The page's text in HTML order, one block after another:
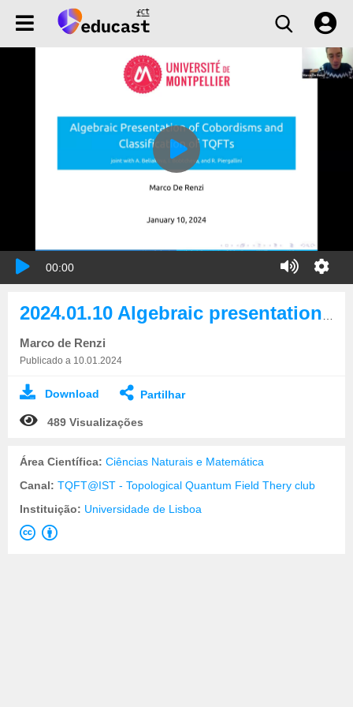
00:00
Marco de Renzi
Publicado a 10.01.2024
Download Partilhar
489 Visualizações
Área Científica: Ciências Naturais e Matemática
Canal: TQFT@IST - Topological Quantum Field Thery club
Instituição: Universidade de Lisboa